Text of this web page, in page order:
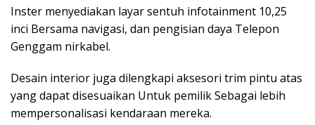
Inster menyediakan layar sentuh infotainment 10,25
inci Bersama navigasi, dan pengisian daya Telepon
Genggam nirkabel.
Desain interior juga dilengkapi aksesori trim pintu atas
yang dapat disesuaikan Untuk pemilik Sebagai lebih
mempersonalisasi kendaraan mereka.